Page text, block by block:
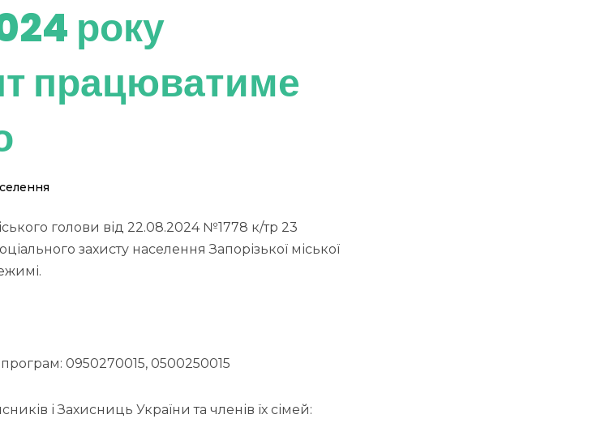
року
працюватиме
голови від 22.08.2024 №1778 к/тр 23
захисту населення Запорізької міської
0950270015, 0500250015
і Захисниць України та членів їх сімей: